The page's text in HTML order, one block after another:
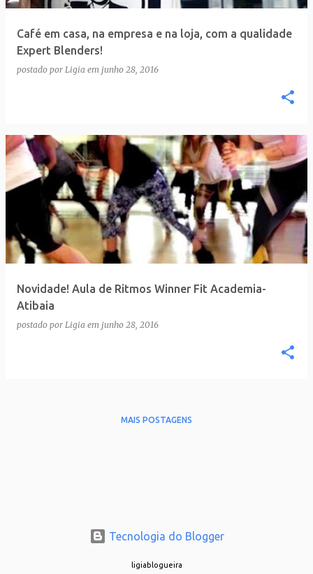
Café em casa, na empresa e na loja, com a qualidade
Expert Blenders!
postado por Ligia em junho 28, 2016
Novidade! Aula de Ritmos Winner Fit Academia-
Atibaia
postado por Ligia em junho 28, 2016
MAIS POSTAGENS
Tecnologia do Blogger
ligiablogueira